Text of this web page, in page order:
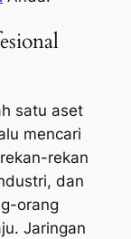
satu aset
mencari
rekan
dan
orang
Jaringan